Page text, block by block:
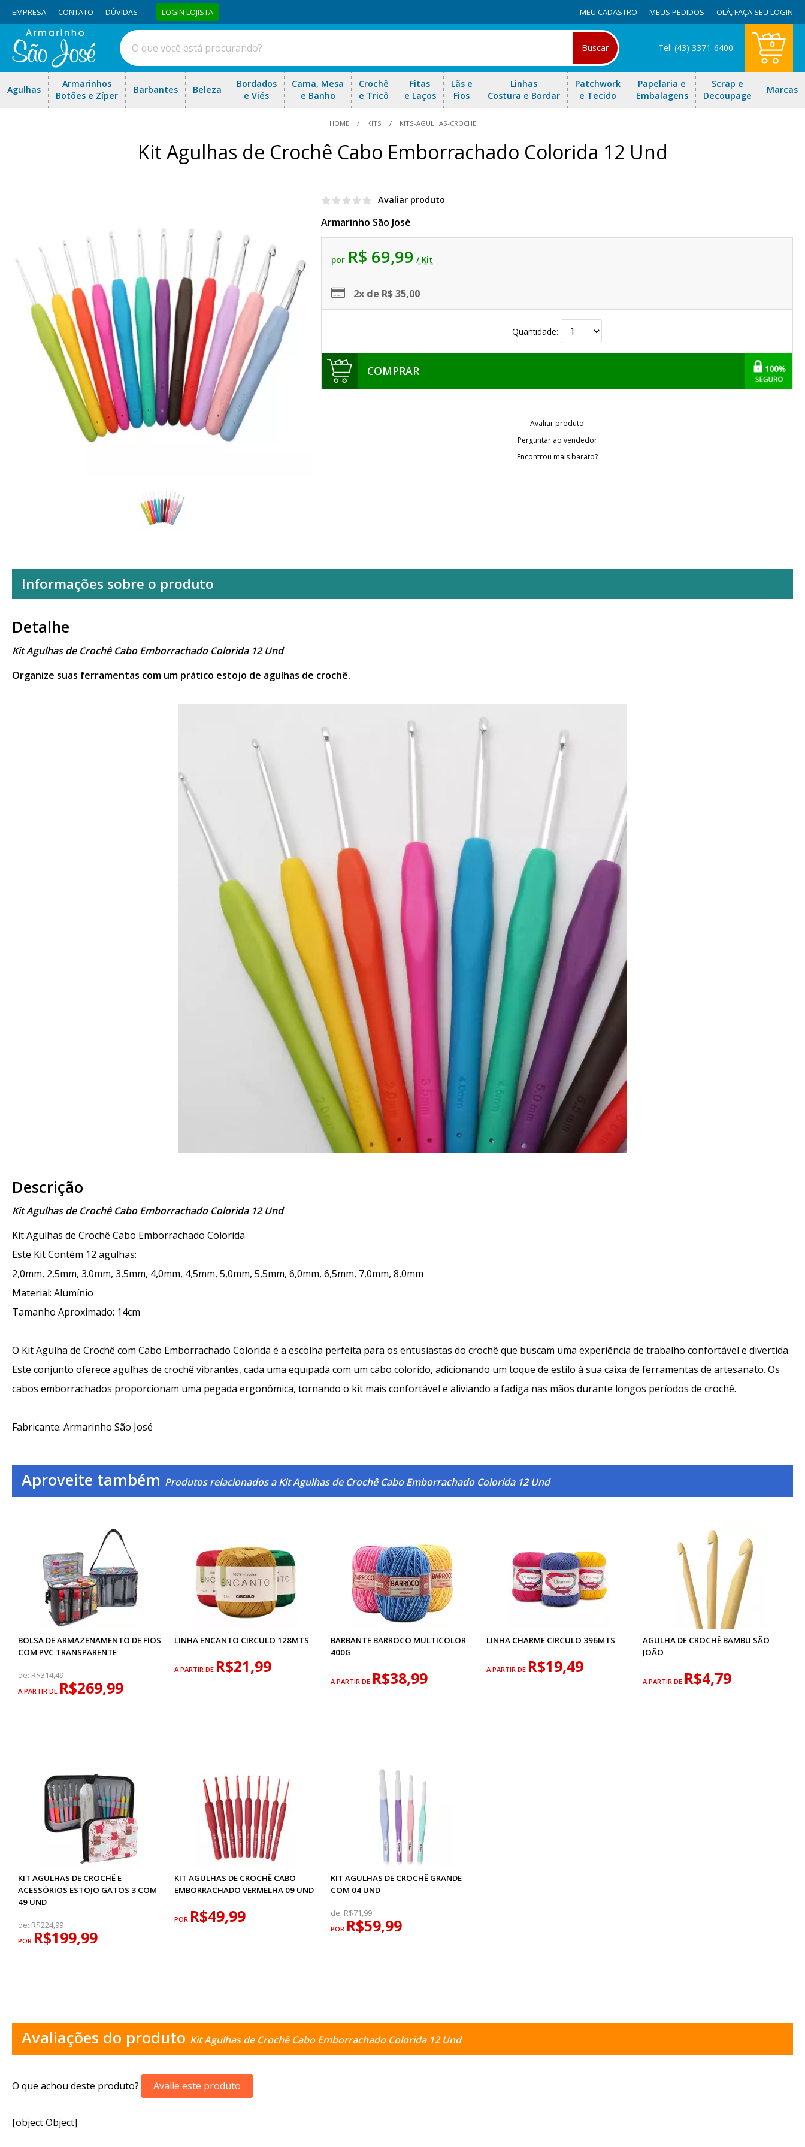
EMPRESA CONTATO DÚVIDAS LOGIN LOJISTA MEU CADASTRO MEUS PEDIDOS OLÁ,FAÇA SEU LOGIN
Buscar Tel: (43) 3371-6400 0
Agulhas
Armarinhos
Botões e Zíper
Barbantes Beleza
Bordados
e Viés
Cama, Mesa
e Banho
Crochê
e Tricô
Fitas
e Laços
Lãs e
Fios
Linhas
Costura e Bordar
Patchwork
e Tecido
Papelaria e
Embalagens
Scrap e
Decoupage
Marcas
HOME KITS KITS-AGULHAS-CROCHE
Kit Agulhas de Crochê Cabo Emborrachado Colorida 12 Und
Avaliar produto
Armarinho São José
por R$ 69,99 / Kit
2x de R$ 35,00
Quantidade:
COMPRAR
Avaliar produto
Perguntar ao vendedor
Encontrou mais barato?
Informações sobre o produto
Detalhe
Kit Agulhas de Crochê Cabo Emborrachado Colorida 12 Und
Organize suas ferramentas com um prático estojo de agulhas de crochê.
Descrição
Kit Agulhas de Crochê Cabo Emborrachado Colorida 12 Und
Kit Agulhas de Crochê Cabo Emborrachado Colorida
Este Kit Contém 12 agulhas:
2,0mm, 2,5mm, 3.0mm, 3,5mm, 4,0mm, 4,5mm, 5,0mm, 5,5mm, 6,0mm, 6,5mm, 7,0mm, 8,0mm
Material: Alumínio
Tamanho Aproximado: 14cm
O Kit Agulha de Crochê com Cabo Emborrachado Colorida é a escolha perfeita para os entusiastas do crochê que buscam uma experiência de trabalho confortável e divertida.
Este conjunto oferece agulhas de crochê vibrantes, cada uma equipada com um cabo colorido, adicionando um toque de estilo à sua caixa de ferramentas de artesanato. Os
cabos emborrachados proporcionam uma pegada ergonômica, tornando o kit mais confortável e aliviando a fadiga nas mãos durante longos períodos de crochê.
Fabricante: Armarinho São José
Aproveite também Produtos relacionados a Kit Agulhas de Crochê Cabo Emborrachado Colorida 12 Und
BOLSA DE ARMAZENAMENTO DE FIOS
COM PVC TRANSPARENTE
de: R$314,49
A PARTIR DE R$269,99
LINHA ENCANTO CIRCULO 128MTS
A PARTIR DE R$21,99
BARBANTE BARROCO MULTICOLOR
400G
A PARTIR DE R$38,99
LINHA CHARME CIRCULO 396MTS
A PARTIR DE R$19,49
AGULHA DE CROCHÊ BAMBU SÃO
JOÃO
A PARTIR DE R$4,79
KIT AGULHAS DE CROCHÊ E
ACESSÓRIOS ESTOJO GATOS 3 COM
49 UND
de: R$224,99
POR R$199,99
KIT AGULHAS DE CROCHÊ CABO
EMBORRACHADO VERMELHA 09 UND
POR R$49,99
KIT AGULHAS DE CROCHÊ GRANDE
COM 04 UND
de: R$71,99
POR R$59,99
Avaliações do produto Kit Agulhas de Crochê Cabo Emborrachado Colorida 12 Und
O que achou deste produto? Avalie este produto
[object Object]